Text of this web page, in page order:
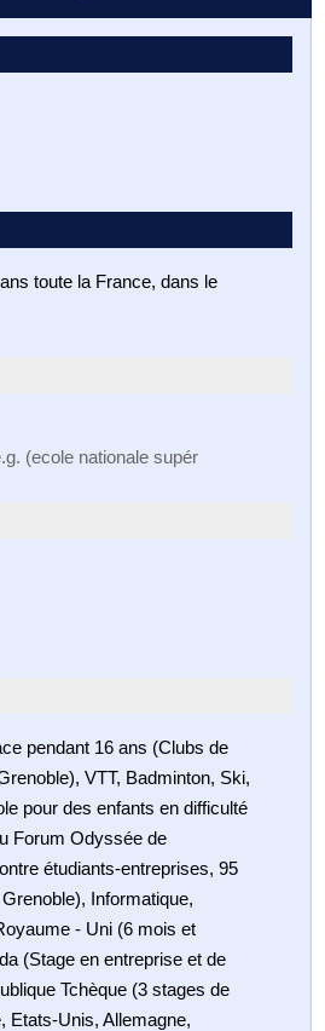
toute la France, dans le
(ecole nationale supér
pendant 16 ans (Clubs de
VTT, Badminton, Ski,
pour des enfants en difficulté
Forum Odyssée de
étudiants-entreprises, 95
Informatique,
- Uni (6 mois et
(Stage en entreprise et de
Tchèque (3 stages de
Etats-Unis, Allemagne,